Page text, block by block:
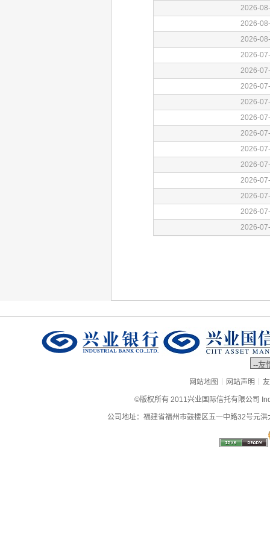
网站地图 | 网站声明 |
©版权所有 2011兴业国际信托有限公司
公司地址：福建省福州市鼓楼区五一中路32号元